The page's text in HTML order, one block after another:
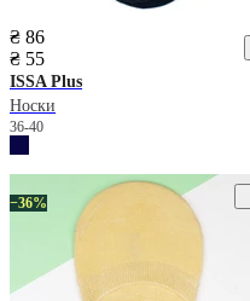
₴ 86
₴ 55
ISSA Plus
Носки
36-40
−36%